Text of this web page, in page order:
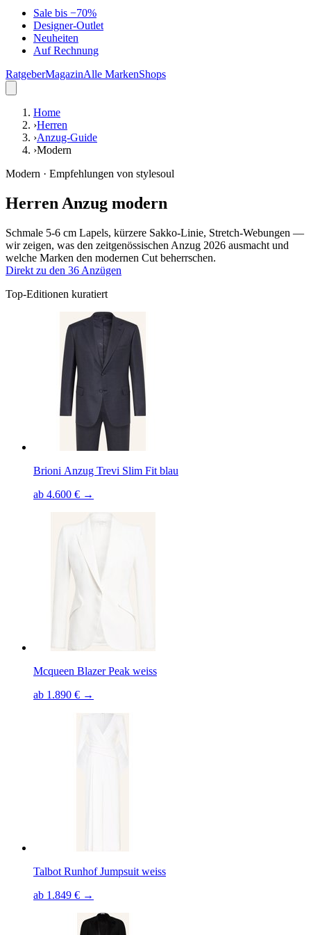
Sale bis −70%
Designer-Outlet
Neuheiten
Auf Rechnung
RatgeberMagazinAlle MarkenShops
Home
›Herren
›Anzug-Guide
›Modern
Modern · Empfehlungen von stylesoul
Herren Anzug modern
Schmale 5-6 cm Lapels, kürzere Sakko-Linie, Stretch-Webungen —
wir zeigen, was den zeitgenössischen Anzug 2026 ausmacht und
welche Marken den modernen Cut beherrschen.
Direkt zu den 36 Anzügen
Top-Editionen kuratiert
Brioni Anzug Trevi Slim Fit blau
ab 4.600 € →
Mcqueen Blazer Peak weiss
ab 1.890 € →
Talbot Runhof Jumpsuit weiss
ab 1.849 € →